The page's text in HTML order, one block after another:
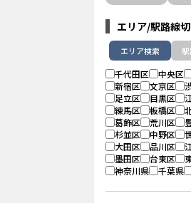
エリア/駅路線
エリア検索
千代田区 中央区
新宿区
文京区
足立区
目黒区
練馬区
板橋区
葛飾区
荒川区
杉並区
中野区
大田区
品川区
墨田区
台東区
神奈川県
千葉県